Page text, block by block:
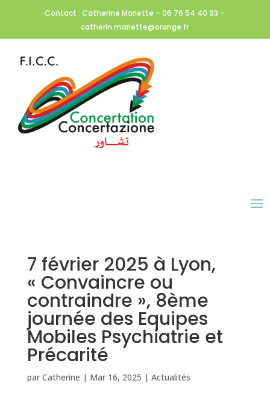
Contact : Catherine Mariette – 06 76 54 40 93 –
catherin.mariette@orange.fr
7 février 2025 à Lyon,
« Convaincre ou
contraindre », 8ème
journée des Equipes
Mobiles Psychiatrie et
Précarité
par Catherine | Mar 16, 2025 | Actualités